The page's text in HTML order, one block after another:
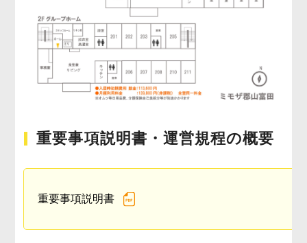
重要事項説明書・運営規程の概要
重要事項説明書